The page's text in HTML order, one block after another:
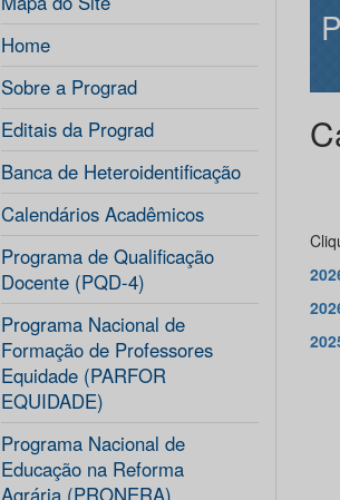
Home
Sobre a Prograd
Editais da Prograd
Banca de Heteroidentificação
Calendários Acadêmicos
Programa de Qualificação
Docente (PQD-4)
Programa Nacional de
Formação de Professores
Equidade (PARFOR
EQUIDADE)
Programa Nacional de
Educação na Reforma
Agrária (PRONERA)